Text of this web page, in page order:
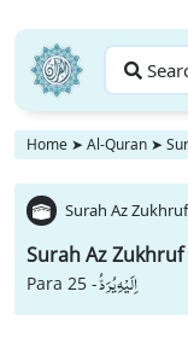
Home ➤ Al-Quran ➤
Surah Az
Surah Az Zukhruf
Para 25 -اِلَیْهِ یُرَدُّ